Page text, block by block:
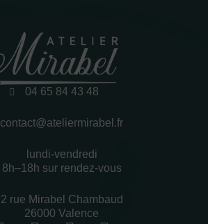
04 65 84 43 48
contact@ateliermirabel.fr
lundi-vendredi
8h–18h sur rendez-vous
2 rue Mirabel Chambaud
26000 Valence